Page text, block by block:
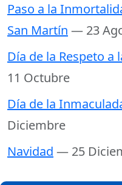
Paso a la
San Martín — 23
Día de la Respeto a
11 Octubre
Día de la
Diciembre
Navidad — 25